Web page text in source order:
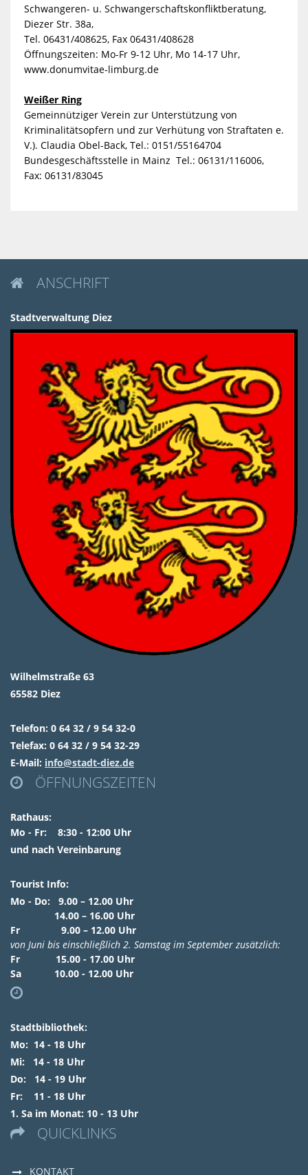
Schwangeren- u. Schwangerschaftskonfliktberatung,
Diezer Str. 38a,
Tel. 06431/408625, Fax 06431/408628
Öffnungszeiten: Mo-Fr 9-12 Uhr, Mo 14-17 Uhr,
www.donumvitae-limburg.de
Weißer Ring
Gemeinnütziger Verein zur Unterstützung von
Kriminalitätsopfern und zur Verhütung von Straftaten e.
V.). Claudia Obel-Back, Tel.: 0151/55164704
Bundesgeschäftsstelle in Mainz Tel.: 06131/116006,
Fax: 06131/83045
 ANSCHRIFT
Stadtverwaltung Diez
Wilhelmstraße 63
65582 Diez
Telefon: 0 64 32 / 9 54 32-0
Telefax: 0 64 32 / 9 54 32-29
E-Mail: info@stadt-diez.de
 ÖFFNUNGSZEITEN
Rathaus:
Mo - Fr: 8:30 - 12:00 Uhr
und nach Vereinbarung
Tourist Info:
Mo - Do: 9.00 – 12.00 Uhr
14.00 – 16.00 Uhr
Fr 9.00 – 12.00 Uhr
von Juni bis einschließlich 2. Samstag im September zusätzlich:
Fr 15.00 - 17.00 Uhr
Sa 10.00 - 12.00 Uhr

Stadtbibliothek:
Mo: 14 - 18 Uhr
Mi: 14 - 18 Uhr
Do: 14 - 19 Uhr
Fr: 11 - 18 Uhr
1. Sa im Monat: 10 - 13 Uhr
 QUICKLINKS
KONTAKT